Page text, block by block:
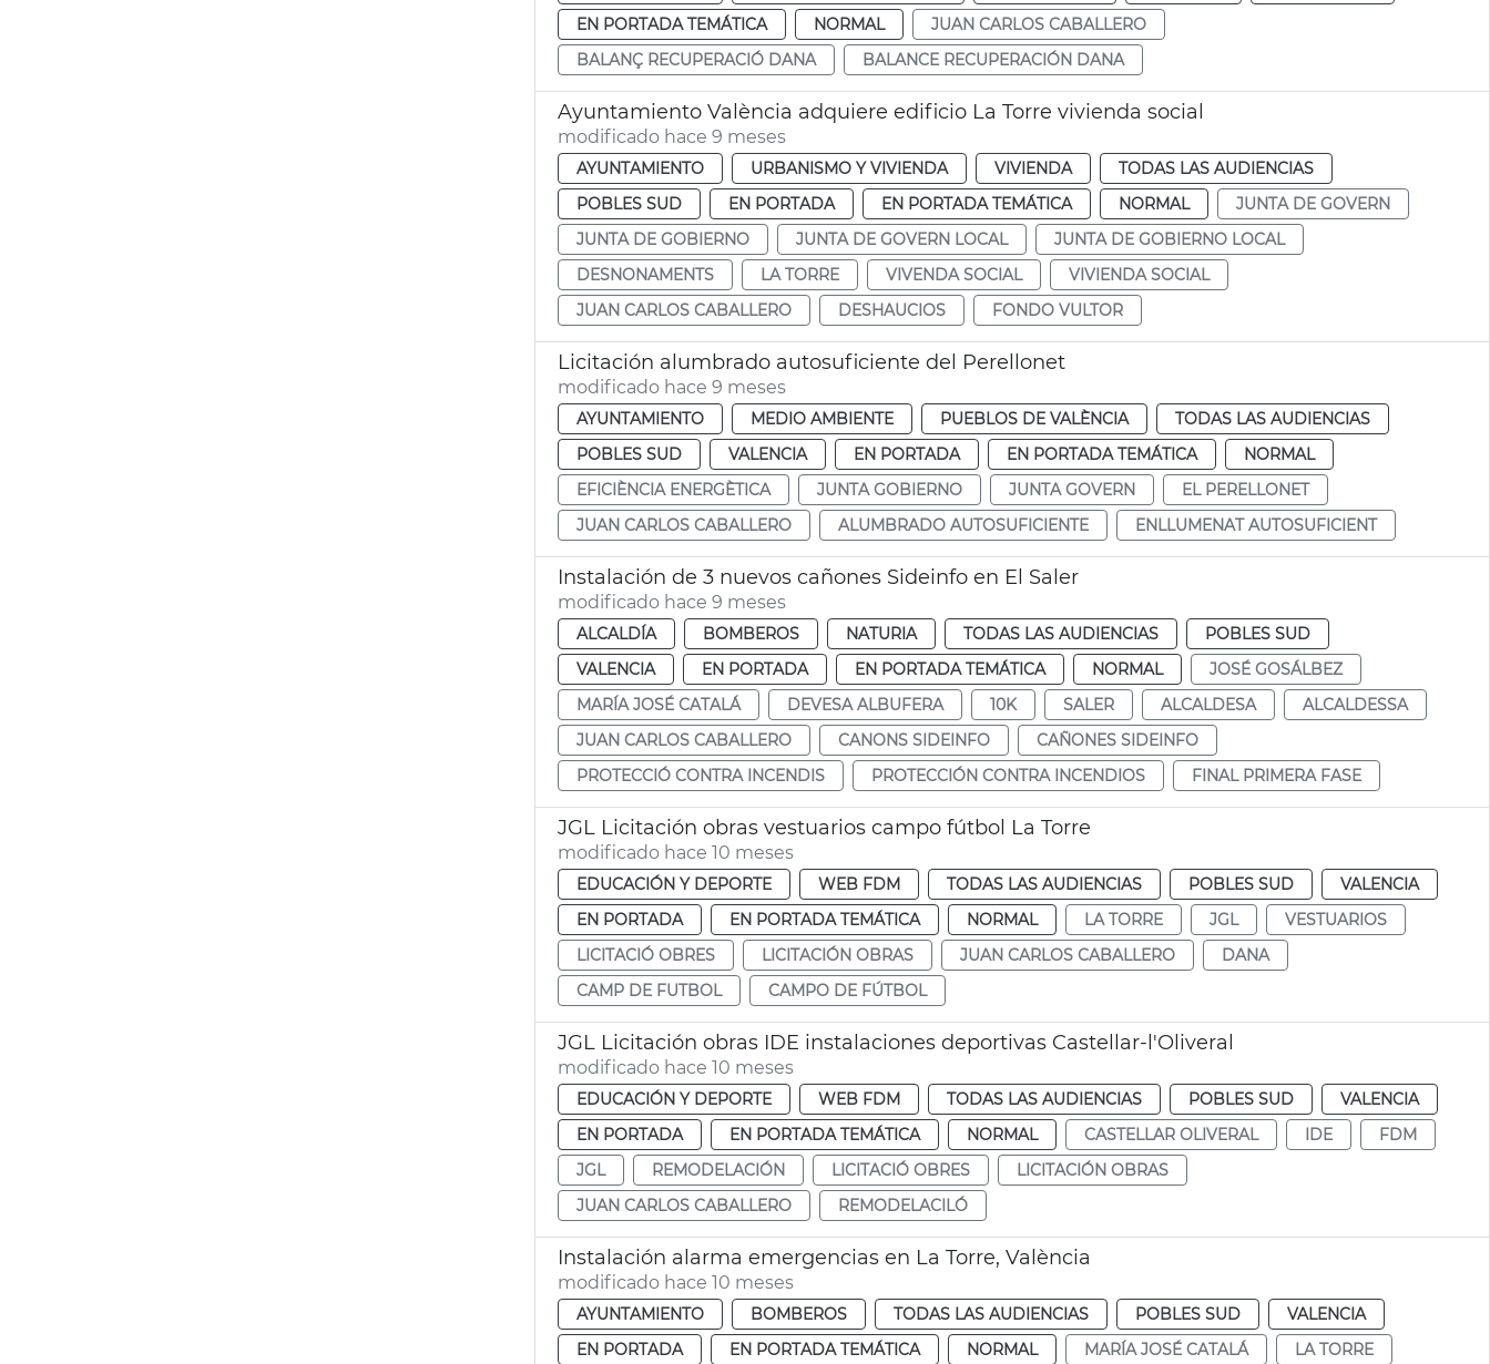
EN PORTADA TEMÁTICA
NORMAL
JUAN CARLOS CABALLERO
BALANÇ RECUPERACIÓ DANA
BALANCE RECUPERACIÓN DANA
Ayuntamiento València adquiere edificio La Torre vivienda social
modificado hace 9 meses
AYUNTAMIENTO URBANISMO Y VIVIENDA VIVIENDA
TODAS LAS AUDIENCIAS
POBLES SUD
EN PORTADA EN PORTADA TEMÁTICA NORMAL
JUNTA DE GOVERN
JUNTA DE GOBIERNO
JUNTA DE GOVERN LOCAL
JUNTA DE GOBIERNO LOCAL
DESNONAMENTS
LA TORRE VIVENDA SOCIAL
VIVIENDA SOCIAL
JUAN CARLOS CABALLERO
DESHAUCIOS FONDO VULTOR
Licitación alumbrado autosuficiente del Perellonet
modificado hace 9 meses
AYUNTAMIENTO MEDIO AMBIENTE PUEBLOS DE VALÈNCIA
TODAS LAS AUDIENCIAS
POBLES SUD
VALENCIA EN PORTADA EN PORTADA TEMÁTICA
NORMAL
EFICIÈNCIA ENERGÈTICA
JUNTA GOBIERNO JUNTA GOVERN
EL PERELLONET
JUAN CARLOS CABALLERO
ALUMBRADO AUTOSUFICIENTE ENLLUMENAT AUTOSUFICIENT
Instalación de 3 nuevos cañones Sideinfo en El Saler
modificado hace 9 meses
ALCALDÍA BOMBEROS NATURIA TODAS LAS AUDIENCIAS
POBLES SUD
VALENCIA
EN PORTADA EN PORTADA TEMÁTICA NORMAL
JOSÉ GOSÁLBEZ
MARÍA JOSÉ CATALÁ
DEVESA ALBUFERA 10K SALER ALCALDESA
ALCALDESSA
JUAN CARLOS CABALLERO
CANONS SIDEINFO
CAÑONES SIDEINFO
PROTECCIÓ CONTRA INCENDIS
PROTECCIÓN CONTRA INCENDIOS FINAL PRIMERA FASE
JGL Licitación obras vestuarios campo fútbol La Torre
modificado hace 10 meses
EDUCACIÓN Y DEPORTE WEB FDM TODAS LAS AUDIENCIAS POBLES SUD
VALENCIA
EN PORTADA
EN PORTADA TEMÁTICA NORMAL LA TORRE JGL
VESTUARIOS
LICITACIÓ OBRES
LICITACIÓN OBRAS JUAN CARLOS CABALLERO
DANA
CAMP DE FUTBOL
CAMPO DE FÚTBOL
JGL Licitación obras IDE instalaciones deportivas Castellar-l'Oliveral
modificado hace 10 meses
EDUCACIÓN Y DEPORTE WEB FDM TODAS LAS AUDIENCIAS POBLES SUD
VALENCIA
EN PORTADA
EN PORTADA TEMÁTICA NORMAL CASTELLAR OLIVERAL IDE
FDM
JGL
REMODELACIÓN LICITACIÓ OBRES
LICITACIÓN OBRAS
JUAN CARLOS CABALLERO
REMODELACILÓ
Instalación alarma emergencias en La Torre, València
modificado hace 10 meses
AYUNTAMIENTO BOMBEROS TODAS LAS AUDIENCIAS POBLES SUD
VALENCIA
EN PORTADA
EN PORTADA TEMÁTICA NORMAL MARÍA JOSÉ CATALÁ LA TORRE